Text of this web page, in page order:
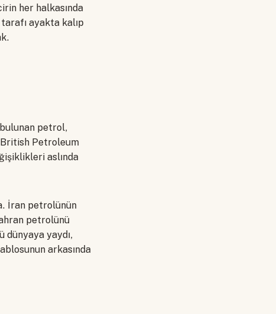
her halkasında
ayakta kalıp
petrol,
Petroleum
aslında
İran petrolünün
petrolünü
dünyaya yaydı,
arkasında